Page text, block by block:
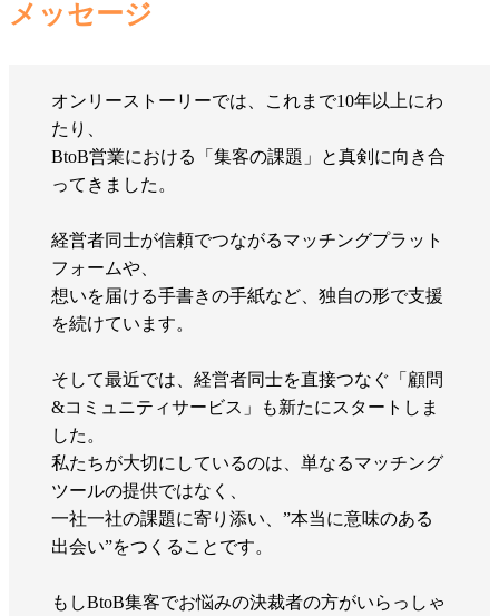
メッセージ
オンリーストーリーでは、これまで10年以上にわ
たり、
BtoB営業における「集客の課題」と真剣に向き合
ってきました。
経営者同士が信頼でつながるマッチングプラット
フォームや、
想いを届ける手書きの手紙など、独自の形で支援
を続けています。
そして最近では、経営者同士を直接つなぐ「顧問
&コミュニティサービス」も新たにスタートしま
した。
私たちが大切にしているのは、単なるマッチング
ツールの提供ではなく、
一社一社の課題に寄り添い、”本当に意味のある
出会い”をつくることです。
もしBtoB集客でお悩みの決裁者の方がいらっしゃ